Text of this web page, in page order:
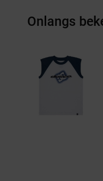
Onlangs